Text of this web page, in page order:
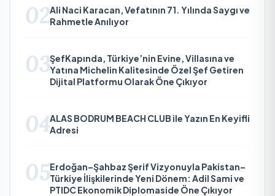
02Ali Naci Karacan, Vefatının 71. Yılında Saygı ve
Rahmetle Anılıyor
03ŞefKapında, Türkiye’nin Evine, Villasına ve
Yatına Michelin Kalitesinde Özel Şef Getiren
Dijital Platformu Olarak Öne Çıkıyor
04ALAS BODRUM BEACH CLUB ile Yazın En Keyifli
Adresi
05Erdoğan–Şahbaz Şerif Vizyonuyla Pakistan–
Türkiye İlişkilerinde Yeni Dönem: Adil Sami ve
PTIDC Ekonomik Diplomaside Öne Çıkıyor